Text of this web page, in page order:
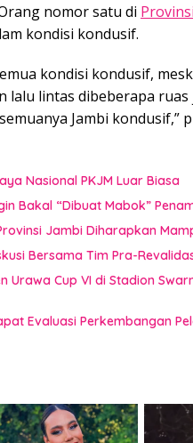
nomor satu di
kondisi kondusif.
kondisi kondusif,
lalu lintas dibeberapa ruas
Jambi kondusif,”
Nasional PKJM Luar Biasa
Bakal “Dibuat Mabok”
Jambi Diharapkan
Bersama Tim Pra-
Urawa Cup VI di Stadion
Evaluasi Perkembangan